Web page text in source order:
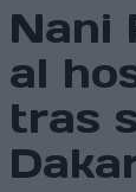
Nani
al
tras